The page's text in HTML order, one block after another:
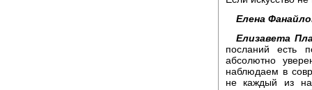
Елена
Елизавета
посланий есть
абсолютно
наблюдаем в
не каждый из